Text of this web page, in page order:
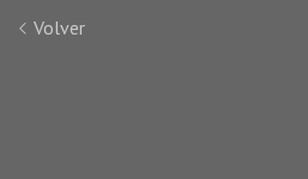
Volver